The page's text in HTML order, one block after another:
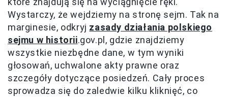
Wystarczy, że wejdziemy na stronę sejm. Tak na
marginesie, odkryj zasady działania polskiego
sejmu w historii.gov.pl, gdzie znajdziemy
wszystkie niezbędne dane, w tym wyniki
głosowań, uchwalone akty prawne oraz
szczegóły dotyczące posiedzeń. Cały proces
sprowadza się do zaledwie kilku kliknięć, co